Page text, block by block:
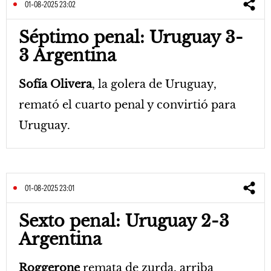
01-08-2025 23:02
Séptimo penal: Uruguay 3-
3 Argentina
Sofía Olivera, la golera de Uruguay,
remató el cuarto penal y convirtió para
Uruguay.
01-08-2025 23:01
Sexto penal: Uruguay 2-3
Argentina
Roggeroneremata de zurda, arriba